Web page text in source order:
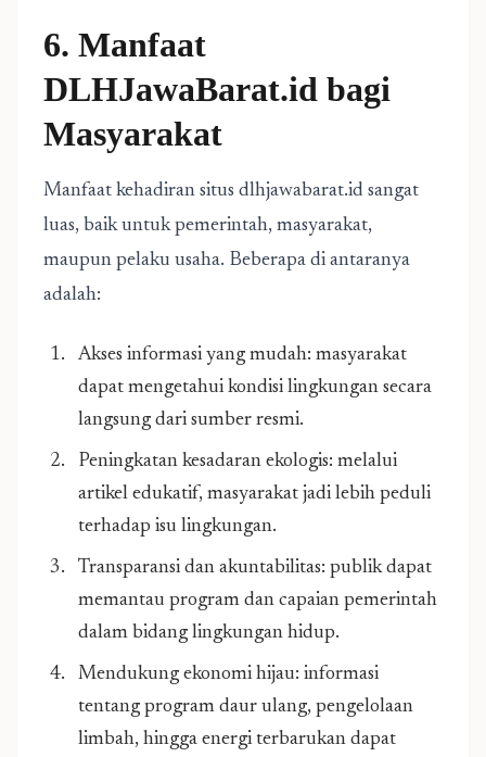
6. Manfaat
DLHJawaBarat.id bagi
Masyarakat
Manfaat kehadiran situs dlhjawabarat.id sangat
luas, baik untuk pemerintah, masyarakat,
maupun pelaku usaha. Beberapa di antaranya
adalah:
Akses informasi yang mudah: masyarakat
dapat mengetahui kondisi lingkungan secara
langsung dari sumber resmi.
Peningkatan kesadaran ekologis: melalui
artikel edukatif, masyarakat jadi lebih peduli
terhadap isu lingkungan.
Transparansi dan akuntabilitas: publik dapat
memantau program dan capaian pemerintah
dalam bidang lingkungan hidup.
Mendukung ekonomi hijau: informasi
tentang program daur ulang, pengelolaan
limbah, hingga energi terbarukan dapat